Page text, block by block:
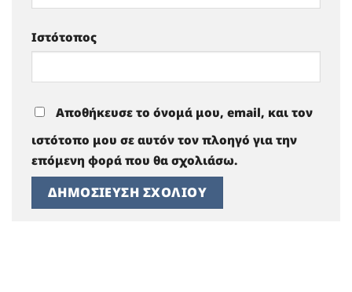
Ιστότοπος
Αποθήκευσε το όνομά μου, email, και τον
ιστότοπο μου σε αυτόν τον πλοηγό για την
επόμενη φορά που θα σχολιάσω.